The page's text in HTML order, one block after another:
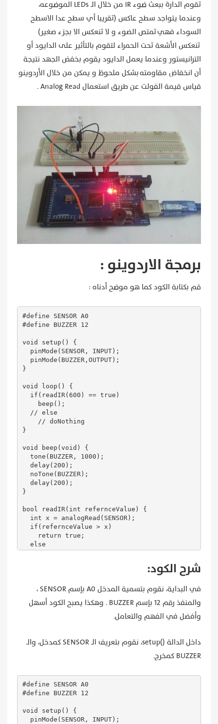
تقوم الدارة ببعث ضوء IR من خلال الـ LEDs الموضوعه،
وعندما يتواجد سطح عاكس (تقريبا أي سطح عدا الاسطح
السوداء فهي تمتص الضوء و لا تنعكس الا بجزء صغير)
تنعكس الأشعة تحت الحمراء لتقوم بالتأثير على الدايود أو
الترانيستور وعندما يعمل الدايود يقوم بخفض الجهد نتيجة
أن انخفاض مقاومته بشكل ملحوظ و يمكن من خلال الأردوينو
قياس قيمة الفولت عن طريق استعمال Analog Read .
برمجة الاردوينو :
قم بكتابة الكود كما هو موضح أدناه :
#define SENSOR A0
#define BUZZER 12
void setup() {
  pinMode(SENSOR, INPUT);
  pinMode(BUZZER,OUTPUT);
}
void loop() {
  if(readIR(600) == true)
    beep();
  // else
    // doNothing
}
void beep(void) {
  tone(BUZZER, 1000);
  delay(200);
  noTone(BUZZER);
  delay(200);
}
bool readIR(int refernceValue) {
  int x = analogRead(SENSOR);
  if(refernceValue > x)
    return true;
  else
    return false;
شرح الكود:
في البداية، نقوم بتسمية المدخل A0 بإسم SENSOR ،
والمنفذ رقم 12 بإسم BUZZER . وهكذا يصبح الكود أسهل
وأفضل في الفهم والتعامل.
داخل الدالة ()setup، نقوم بتعريف الـ SENSOR كمدخل، والـ
BUZZER كمخرج.
#define SENSOR A0
#define BUZZER 12
void setup() {
  pinMode(SENSOR, INPUT);